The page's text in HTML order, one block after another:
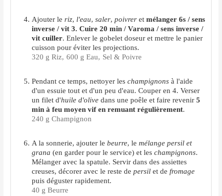
Ajouter leriz,l'eau,saler,poivreretmélanger 6s / sens
inverse / vit 3. Cuire 20 min / Varoma / sens inverse /
vit cuiller. Enlever le gobelet doseur et mettre le panier
cuisson pour éviter les projections.
320 g Riz, 600 g Eau, Sel & Poivre
Pendant ce temps, nettoyer leschampignonsà l'aide
d'un essuie tout et d'un peu d'eau. Couper en 4. Verser
un filet d'huile d'olive dans une poêle et faire revenir 5
min à feu moyen vif en remuant régulièrement.
240 g Champignon
A la sonnerie, ajouter lebeurre, lemélange persil et
grana (en garder pour le service) et leschampignons.
Mélanger avec la spatule. Servir dans des assiettes
creuses, décorer avec le reste depersilet defromage
puis déguster rapidement.
40 g Beurre